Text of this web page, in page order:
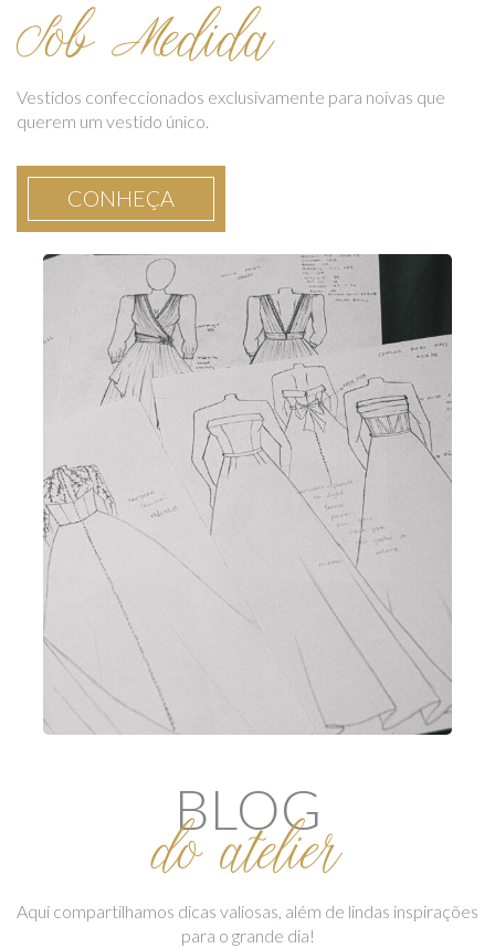
Sob Medida
Vestidos confeccionados exclusivamente para noivas que
querem um vestido único.
CONHEÇA
BLOG
do atelier
Aqui compartilhamos dicas valiosas, além de lindas inspirações
para o grande dia!